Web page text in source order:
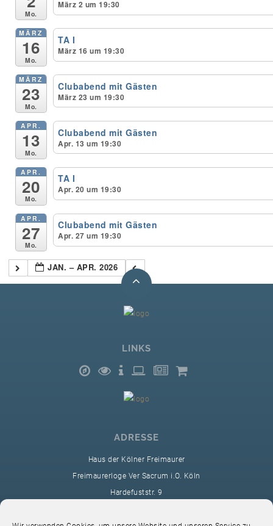
Unser Bijou
VS-Blog
Termine & Gäste
Kontakt / Anfahrt
VS-Intern
Mo.
März 2 um 19:30
MÄRZ
16
Mo.
TA I
März 16 um 19:30
MÄRZ
23
Mo.
Clubabend mit Gästen
März 23 um 19:30
APR.
13
Mo.
Clubabend mit Gästen
Apr. 13 um 19:30
APR.
20
Mo.
TA I
Apr. 20 um 19:30
APR.
27
Mo.
Clubabend mit Gästen
Apr. 27 um 19:30
JAN. – APR. 2026
LINKS
ADRESSE
Haus der Kölner Freimaurer
Freimaurerloge Ver Sacrum i.O. Köln
Hardefuststr. 9